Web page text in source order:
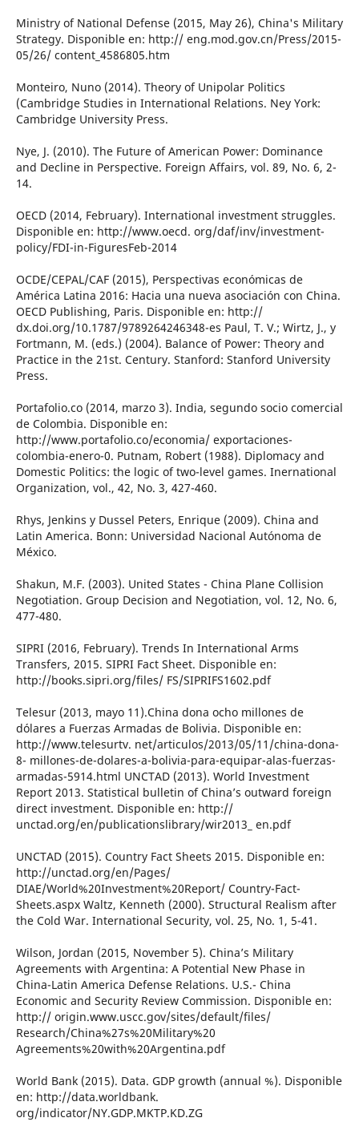
Ministry of National Defense (2015, May 26), China's Military
Strategy. Disponible en: http:// eng.mod.gov.cn/Press/2015-
05/26/ content_4586805.htm
Monteiro, Nuno (2014). Theory of Unipolar Politics
(Cambridge Studies in International Relations. Ney York:
Cambridge University Press.
Nye, J. (2010). The Future of American Power: Dominance
and Decline in Perspective. Foreign Affairs, vol. 89, No. 6, 2-
14.
OECD (2014, February). International investment struggles.
Disponible en: http://www.oecd. org/daf/inv/investment-
policy/FDI-in-FiguresFeb-2014
OCDE/CEPAL/CAF (2015), Perspectivas económicas de
América Latina 2016: Hacia una nueva asociación con China.
OECD Publishing, Paris. Disponible en: http://
dx.doi.org/10.1787/9789264246348-es Paul, T. V.; Wirtz, J., y
Fortmann, M. (eds.) (2004). Balance of Power: Theory and
Practice in the 21st. Century. Stanford: Stanford University
Press.
Portafolio.co (2014, marzo 3). India, segundo socio comercial
de Colombia. Disponible en:
http://www.portafolio.co/economia/ exportaciones-
colombia-enero-0. Putnam, Robert (1988). Diplomacy and
Domestic Politics: the logic of two-level games. Inernational
Organization, vol., 42, No. 3, 427-460.
Rhys, Jenkins y Dussel Peters, Enrique (2009). China and
Latin America. Bonn: Universidad Nacional Autónoma de
México.
Shakun, M.F. (2003). United States - China Plane Collision
Negotiation. Group Decision and Negotiation, vol. 12, No. 6,
477-480.
SIPRI (2016, February). Trends In International Arms
Transfers, 2015. SIPRI Fact Sheet. Disponible en:
http://books.sipri.org/files/ FS/SIPRIFS1602.pdf
Telesur (2013, mayo 11).China dona ocho millones de
dólares a Fuerzas Armadas de Bolivia. Disponible en:
http://www.telesurtv. net/articulos/2013/05/11/china-dona-
8- millones-de-dolares-a-bolivia-para-equipar-alas-fuerzas-
armadas-5914.html UNCTAD (2013). World Investment
Report 2013. Statistical bulletin of China’s outward foreign
direct investment. Disponible en: http://
unctad.org/en/publicationslibrary/wir2013_ en.pdf
UNCTAD (2015). Country Fact Sheets 2015. Disponible en:
http://unctad.org/en/Pages/
DIAE/World%20Investment%20Report/ Country-Fact-
Sheets.aspx Waltz, Kenneth (2000). Structural Realism after
the Cold War. International Security, vol. 25, No. 1, 5-41.
Wilson, Jordan (2015, November 5). China’s Military
Agreements with Argentina: A Potential New Phase in
China-Latin America Defense Relations. U.S.- China
Economic and Security Review Commission. Disponible en:
http:// origin.www.uscc.gov/sites/default/files/
Research/China%27s%20Military%20
Agreements%20with%20Argentina.pdf
World Bank (2015). Data. GDP growth (annual %). Disponible
en: http://data.worldbank.
org/indicator/NY.GDP.MKTP.KD.ZG